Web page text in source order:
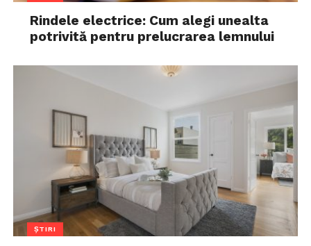
Rindele electrice: Cum alegi unealta
potrivită pentru prelucrarea lemnului
ȘTIRI